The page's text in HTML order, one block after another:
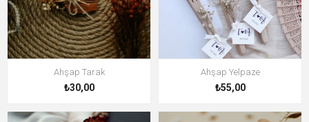
Ahşap Tarak
₺30,00
Ahşap Yelpaze
₺55,00